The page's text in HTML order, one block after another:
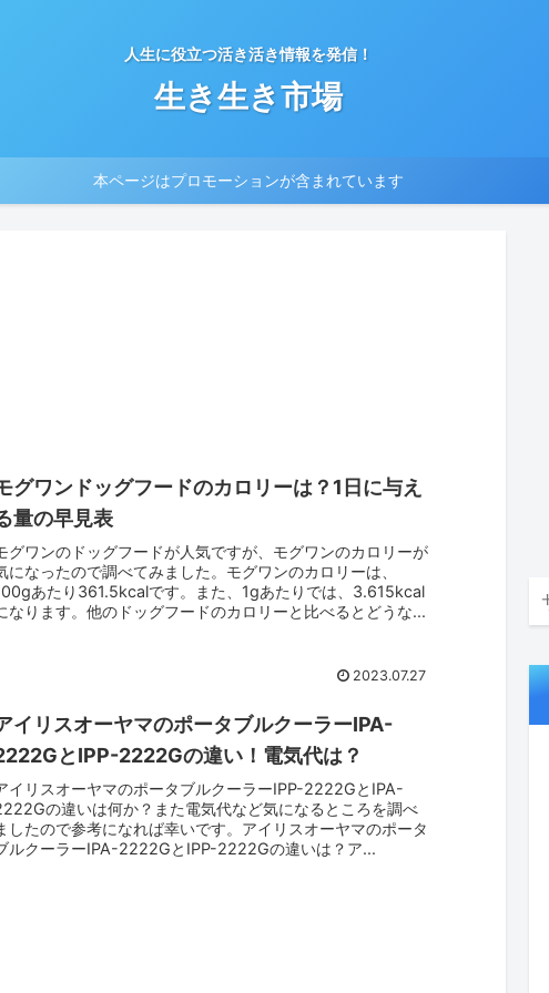
人生に役立つ活き活き情報を発信！
生き生き市場
本ページはプロモーションが含まれています
グワンドッグフードのカロリーは？1日に与え
量の早見表
グワンのドッグフードが人気ですが、モグワンのカロリーが
になったので調べてみました。モグワンのカロリーは、
あたり361.5kcalです。また、1gあたりでは、3.615kcal
なります。他のドッグフードのカロリーと比べるとどうな...
2023.07.27
イリスオーヤマのポータブルクーラーIPA-
とIPP-2222Gの違い！電気代は？
イリスオーヤマのポータブルクーラーIPP-2222GとIPA-
の違いは何か？また電気代など気になるところを調べ
したので参考になれば幸いです。アイリスオーヤマのポータ
ルクーラーIPA-2222GとIPP-2222Gの違いは？ア...